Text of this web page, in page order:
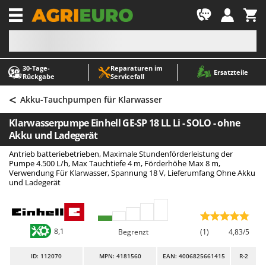
30‑Tage-
Rückgabe
Reparaturen im
Servicefall
Ersatzteile
-1
A
Abbeermaschinen - Traubenmühlen
Abfüllgeräte
Akku Gartenscheren
Akku Gras- und Strauchscheren
Akku-Stichsägen
Allzwecktransporter - Motorschubkarren
Alu-Teleskopleitern
Anbaubagger Heckbagger für Traktoren
Arbeitsschutzkleidung
Aschesauger
Astkettensägen - Hochentaster
A
ABAC
AgriEuro Premium
AgriEuro TOP-LINE
AGT
Aima
Airmec
AL-KO
ALA 2000
Alce
Alpina
Ama
< Akku-Tauchpumpen für Klarwasser
Klarwasserpumpe Einhell GE-SP 18 LL Li - SOLO - ohne
Akku und Ladegerät
Antrieb batteriebetrieben, Maximale Stundenförderleistung der
Pumpe 4.500 L/h, Max Tauchtiefe 4 m, Förderhöhe Max 8 m,
Verwendung Für Klarwasser, Spannung 18 V, Lieferumfang Ohne Akku
und Ladegerät
8,1 Begrenzt (1) 4,83/5
ID: 112070 MPN: 4181560 EAN: 4006825661415 R-2